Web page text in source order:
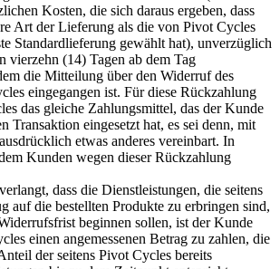
Kosten, die sich daraus ergeben, dass
Art der Lieferung als die von Pivot Cycles
Standardlieferung gewählt hat), unverzüglich
vierzehn (14) Tagen ab dem Tag
die Mitteilung über den Widerruf des
eingegangen ist. Für diese Rückzahlung
das gleiche Zahlungsmittel, das der Kunde
Transaktion eingesetzt hat, es sei denn, mit
etwas anderes vereinbart. In
Kunden wegen dieser Rückzahlung
dass die Dienstleistungen, die seitens
auf die bestellten Produkte zu erbringen sind,
beginnen sollen, ist der Kunde
einen angemessenen Betrag zu zahlen, die
der seitens Pivot Cycles bereits